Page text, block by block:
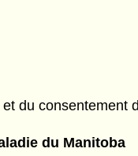
du consentement
du Manitoba